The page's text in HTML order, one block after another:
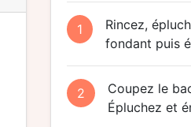
1
Rincez,
fondant puis
2
Coupez le
Épluchez et